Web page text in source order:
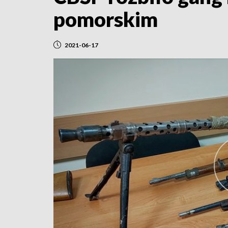
pomorskim
2021-06-17